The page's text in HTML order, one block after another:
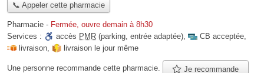
📞 Appeler cette pharmacie
Pharmacie - Fermée, ouvre demain à 8h30
Services :
accès PMR (parking, entrée adaptée), CB acceptée,
livraison, livraison le jour même
Une personne recommande cette pharmacie. Je recommande